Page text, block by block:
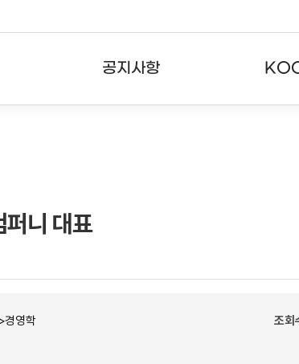
공지사항
퍼니 대표
경영학
조회